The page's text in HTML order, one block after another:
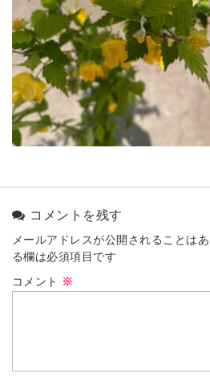
コメントを残す
メールアドレスが公開されることはあ
る欄は必須項目です
コメント ※